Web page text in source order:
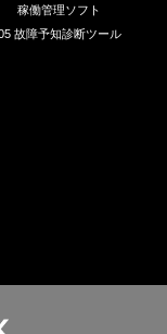
稼働管理ソフト
故障予知診断ツール